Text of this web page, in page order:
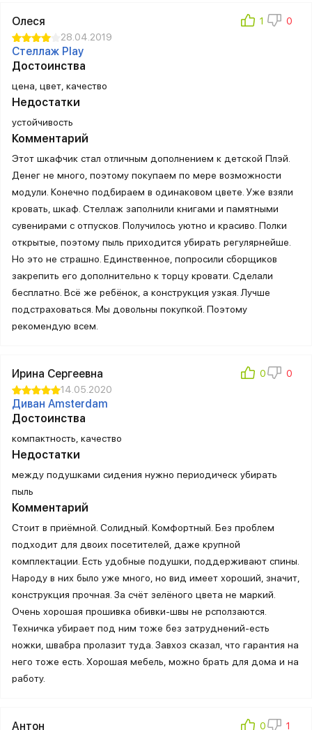
Олеся
28.04.2019
Стеллаж Play
Достоинства
цена, цвет, качество
Недостатки
устойчивость
Комментарий
Этот шкафчик стал отличным дополнением к детской Плэй.
Денег не много, поэтому покупаем по мере возможности
модули. Конечно подбираем в одинаковом цвете. Уже взяли
кровать, шкаф. Стеллаж заполнили книгами и памятными
сувенирами с отпусков. Получилось уютно и красиво. Полки
открытые, поэтому пыль приходится убирать регулярнейше.
Но это не страшно. Единственное, попросили сборщиков
закрепить его дополнительно к торцу кровати. Сделали
бесплатно. Всё же ребёнок, а конструкция узкая. Лучше
подстраховаться. Мы довольны покупкой. Поэтому
рекомендую всем.
Ирина Сергеевна
14.05.2020
Диван Amsterdam
Достоинства
компактность, качество
Недостатки
между подушками сидения нужно периодическ убирать
пыль
Комментарий
Стоит в приёмной. Солидный. Комфортный. Без проблем
подходит для двоих посетителей, даже крупной
комплектации. Есть удобные подушки, поддерживают спины.
Народу в них было уже много, но вид имеет хороший, значит,
конструкция прочная. За счёт зелёного цвета не маркий.
Очень хорошая прошивка обивки-швы не рсползаются.
Техничка убирает под ним тоже без затруднений-есть
ножки, швабра пролазит туда. Завхоз сказал, что гарантия на
него тоже есть. Хорошая мебель, можно брать для дома и на
работу.
Антон